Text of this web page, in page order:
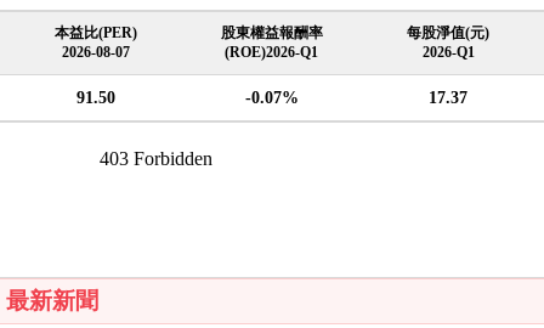
本益比(PER)
2026-08-07
股東權益報酬率
(ROE)2026-Q1
每股淨值(元)
2026-Q1
91.50 -0.07% 17.37
最新新聞